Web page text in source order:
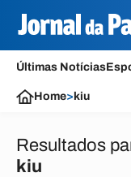
Últimas Notícias
Home> kiu
Resultados
kiu